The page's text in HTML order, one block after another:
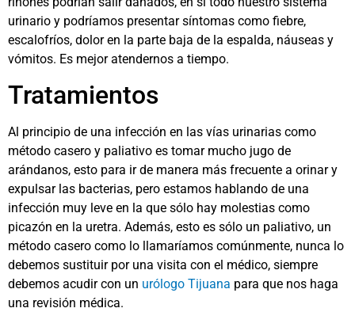
urinario y podríamos presentar síntomas como fiebre,
escalofríos, dolor en la parte baja de la espalda, náuseas y
vómitos. Es mejor atendernos a tiempo.
Tratamientos
Al principio de una infección en las vías urinarias como
método casero y paliativo es tomar mucho jugo de
arándanos, esto para ir de manera más frecuente a orinar y
expulsar las bacterias, pero estamos hablando de una
infección muy leve en la que sólo hay molestias como
picazón en la uretra. Además, esto es sólo un paliativo, un
método casero como lo llamaríamos comúnmente, nunca lo
debemos sustituir por una visita con el médico, siempre
debemos acudir con un urólogo Tijuana para que nos haga
una revisión médica.